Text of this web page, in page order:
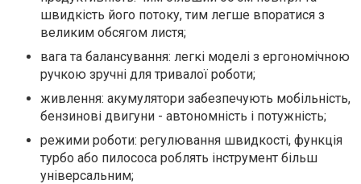
швидкість його потоку, тим легше впоратися з
великим обсягом листя;
вага та балансування: легкі моделі з ергономічною
ручкою зручні для тривалої роботи;
живлення: акумулятори забезпечують мобільність,
бензинові двигуни - автономність і потужність;
режими роботи: регулювання швидкості, функція
турбо або пилососа роблять інструмент більш
універсальним;